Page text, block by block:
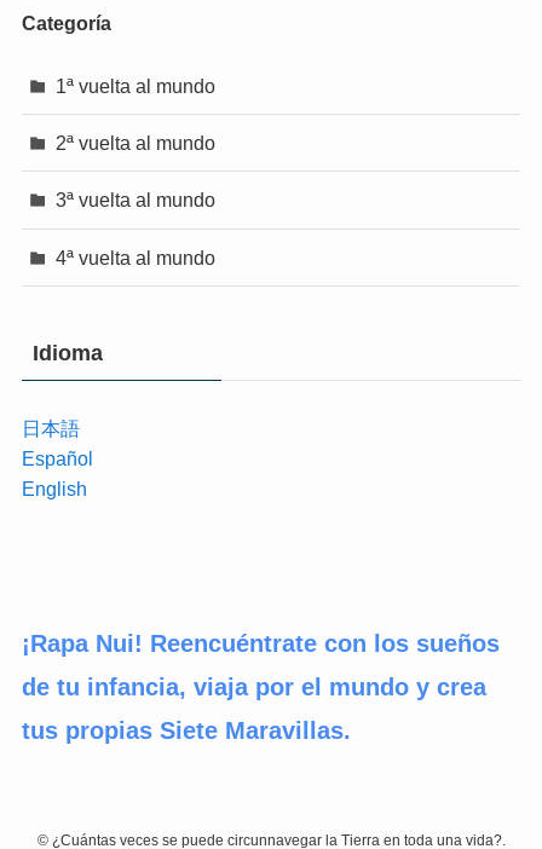
Categoría
1ª vuelta al mundo
2ª vuelta al mundo
3ª vuelta al mundo
4ª vuelta al mundo
Idioma
日本語
Español
English
¡Rapa Nui! Reencuéntrate con los sueños
de tu infancia, viaja por el mundo y crea
tus propias Siete Maravillas.
©¿Cuántas veces se puede circunnavegar la Tierra en toda una vida?.